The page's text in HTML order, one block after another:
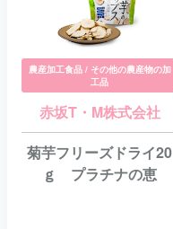
農産加工食品 / その他の農産物の加
工品
赤坂T・M株式会社
菊芋フリーズドライ20
ｇ プラチナの恵